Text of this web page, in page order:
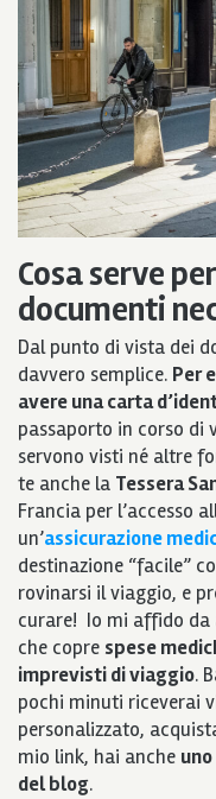
Cosa serve
documenti
Dal punto di vista dei
davvero semplice. Per
avere una carta
passaporto in corso di
servono visti né altre
te anche la Tessera
Francia per l’accesso
un’assicurazione
destinazione “facile”
rovinarsi il viaggio, e
curare! Io mi affido da
che copre spese
imprevisti di viaggio.
pochi minuti riceverai
personalizzato,
mio link, hai anche
del blog.